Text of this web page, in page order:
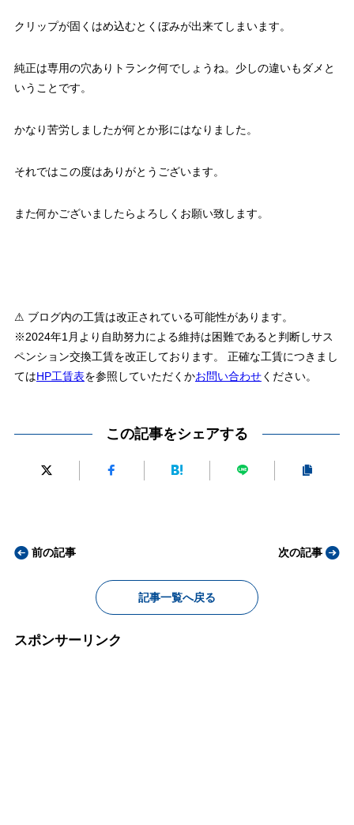
クリップが固くはめ込むとくぼみが出来てしまいます。
純正は専用の穴ありトランク何でしょうね。少しの違いもダメと
いうことです。
かなり苦労しましたが何とか形にはなりました。
それではこの度はありがとうございます。
また何かございましたらよろしくお願い致します。
⚠ ブログ内の工賃は改正されている可能性があります。
※2024年1月より自助努力による維持は困難であると判断しサス
ペンション交換工賃を改正しております。 正確な工賃につきまし
てはHP工賃表を参照していただくかお問い合わせください。
この記事をシェアする
前の記事
記事一覧へ戻る
次の記事
スポンサーリンク